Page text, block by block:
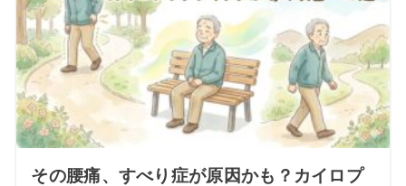
その腰痛、すべり症が原因かも？カイロプ